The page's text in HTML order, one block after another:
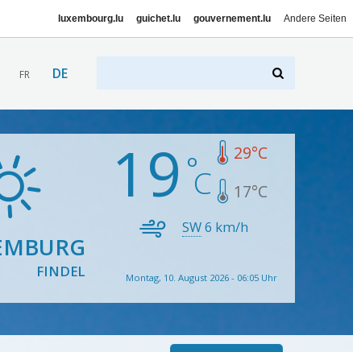
luxembourg.lu guichet.lu gouvernement.lu Andere Seiten
FR DE
FINDEL
19 29°C
17°C
SW6 km/h
Montag, 10. August 2026 - 06:05 Uhr